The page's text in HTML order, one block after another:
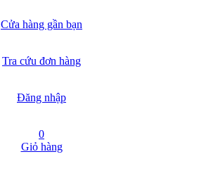
Cửa hàng gần bạn
Tra cứu đơn hàng
Đăng nhập
0
Giỏ hàng